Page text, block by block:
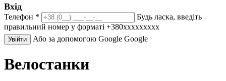
Вхід
Телефон *
Будь ласка, введіть
правильний номер у форматі +380ххххххххх
Увійти Або за допомогою Google Google
Велостанки